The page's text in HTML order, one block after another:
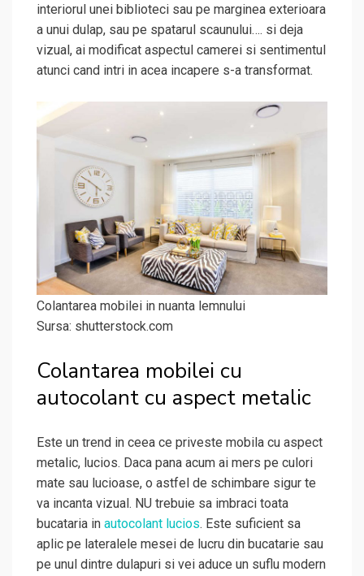
interiorul unei biblioteci sau pe marginea exterioara
a unui dulap, sau pe spatarul scaunului…. si deja
vizual, ai modificat aspectul camerei si sentimentul
atunci cand intri in acea incapere s-a transformat.
Colantarea mobilei in nuanta lemnului
Sursa: shutterstock.com
Colantarea mobilei cu
autocolant cu aspect metalic
Este un trend in ceea ce priveste mobila cu aspect
metalic, lucios. Daca pana acum ai mers pe culori
mate sau lucioase, o astfel de schimbare sigur te
va incanta vizual. NU trebuie sa imbraci toata
bucataria in autocolant lucios. Este suficient sa
aplic pe lateralele mesei de lucru din bucatarie sau
pe unul dintre dulapuri si vei aduce un suflu modern